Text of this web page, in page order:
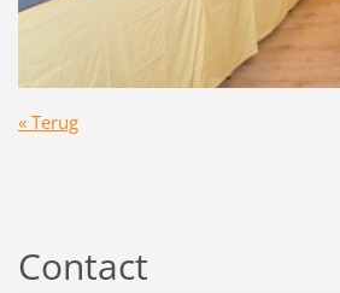
« Terug
Contact